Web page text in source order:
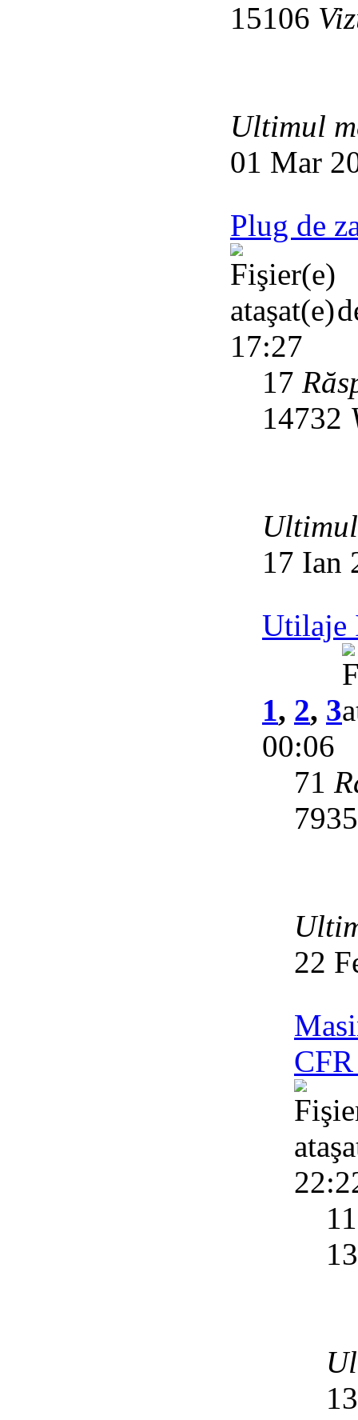
15106
Ultimul
01 Mar
Plug de
17:27
17
14732
17 Ian
Utilaje
1, 2, 3
00:06
71
22